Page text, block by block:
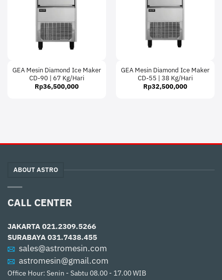
GEA Mesin Diamond Ice Maker
CD-90 | 67 Kg/Hari
Rp36,500,000
GEA Mesin Diamond Ice Maker
CD-55 | 38 Kg/Hari
Rp32,500,000
ABOUT ASTRO
CALL CENTER
JAKARTA 021.2309.5266
SURABAYA 031.7438.455
sales@astromesin.com
astromesin@gmail.com
Office Hour: Senin - Sabtu 08.00 - 17.00 WIB